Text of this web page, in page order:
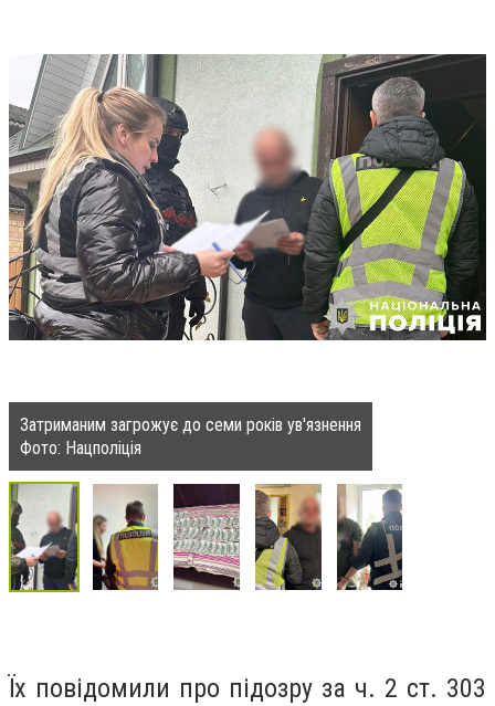
Затриманим загрожує до семи років ув'язнення
Фото: Нацполіція
Їх повідомили про підозру за ч. 2 ст. 303